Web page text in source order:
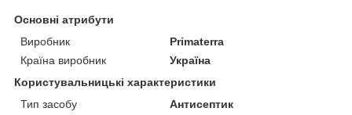
Основні атрибути
Виробник
Primaterra
Країна виробник
Україна
Користувальницькі характеристики
Тип засобу
Антисептик